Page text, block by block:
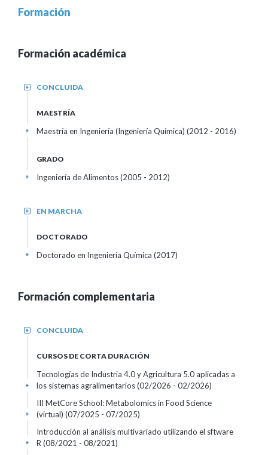
Formación
Formación académica
CONCLUIDA
+
MAESTRÍA
Maestría en Ingeniería (Ingeniería Química) (2012 - 2016)
+
GRADO
Ingeniería de Alimentos (2005 - 2012)
+
EN MARCHA
+
DOCTORADO
Doctorado en Ingeniería Química (2017)
+
Formación complementaria
CONCLUIDA
+
CURSOS DE CORTA DURACIÓN
Tecnologías de Industria 4.0 y Agricultura 5.0 aplicadas a
los sistemas agralimentarios(02/2026 - 02/2026)
+
III MetCore School: Metabolomics in Food Science
(virtual) (07/2025 - 07/2025)
+
Introducción al análisis multivariado utilizando el sftware
R (08/2021 - 08/2021)
+